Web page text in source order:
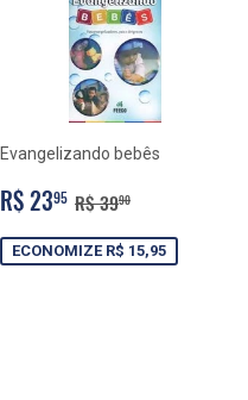
Evangelizando bebês
PREÇO
PROMOCIONAL
R$ 2395 R$
23,95
PREÇO NORMAL
R$ 3990
ECONOMIZE R$ 15,95